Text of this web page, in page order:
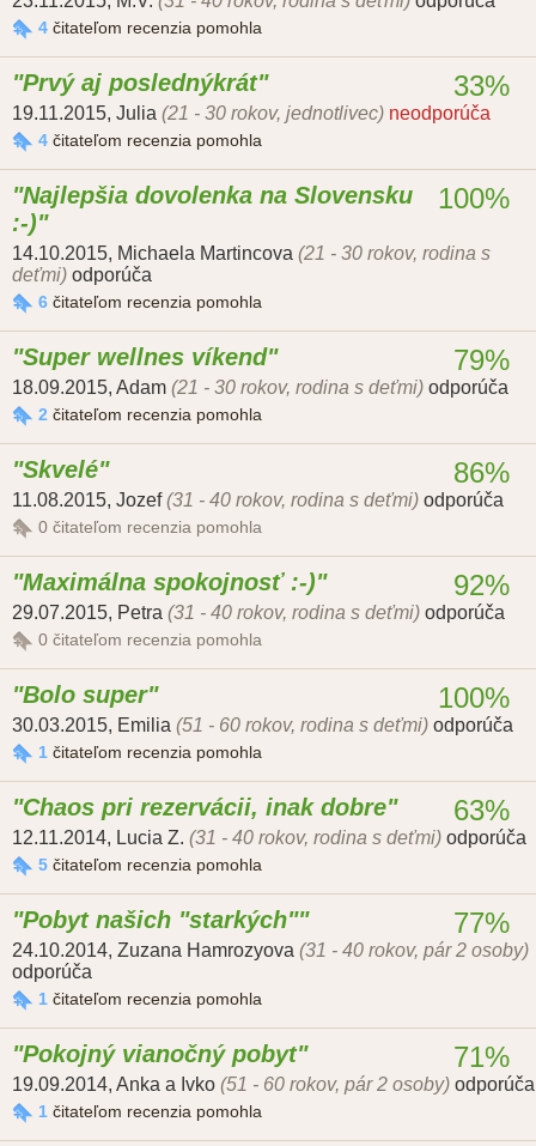
4 čitateľom recenzia pomohla
Prvý aj poslednýkrát
19.11.2015, Julia (21 - 30 rokov, jednotlivec) neodporúča
4 čitateľom recenzia pomohla
33%
Najlepšia dovolenka na Slovensku
:-)
14.10.2015, Michaela Martincova (21 - 30 rokov, rodina s
deťmi) odporúča
6 čitateľom recenzia pomohla
100%
Super wellnes víkend
18.09.2015, Adam (21 - 30 rokov, rodina s deťmi) odporúča
2 čitateľom recenzia pomohla
79%
Skvelé
11.08.2015, Jozef (31 - 40 rokov, rodina s deťmi) odporúča
0 čitateľom recenzia pomohla
86%
Maximálna spokojnosť :-)
29.07.2015, Petra (31 - 40 rokov, rodina s deťmi) odporúča
0 čitateľom recenzia pomohla
92%
Bolo super
30.03.2015, Emilia (51 - 60 rokov, rodina s deťmi) odporúča
1 čitateľom recenzia pomohla
100%
Chaos pri rezervácii, inak dobre
12.11.2014, Lucia Z. (31 - 40 rokov, rodina s deťmi) odporúča
5 čitateľom recenzia pomohla
63%
Pobyt našich "starkých"
24.10.2014, Zuzana Hamrozyova (31 - 40 rokov, pár 2 osoby)
odporúča
1 čitateľom recenzia pomohla
77%
Pokojný vianočný pobyt
19.09.2014, Anka a Ivko (51 - 60 rokov, pár 2 osoby) odporúča
1 čitateľom recenzia pomohla
71%